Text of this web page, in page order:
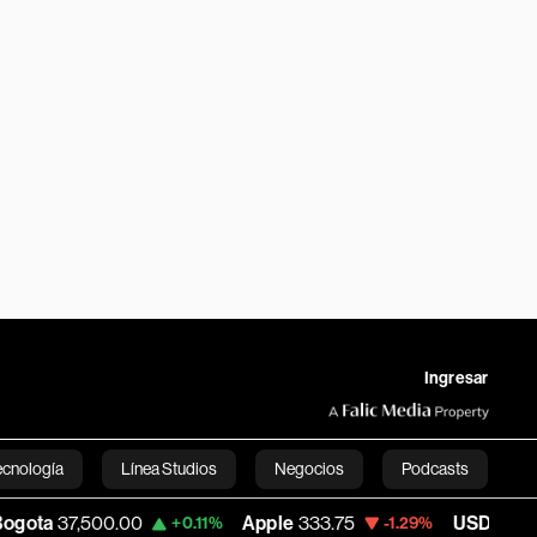
Ingresar
Línea Studios Negocios Podcasts
English
+0.11% Apple 333.75 -1.29% USD COP 3,116.68 -2.68%